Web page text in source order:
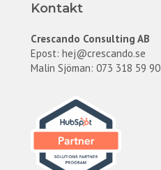
Kontakt
Crescando Consulting AB
Epost: hej@crescando.se
Malin Sjöman: 073 318 59 90